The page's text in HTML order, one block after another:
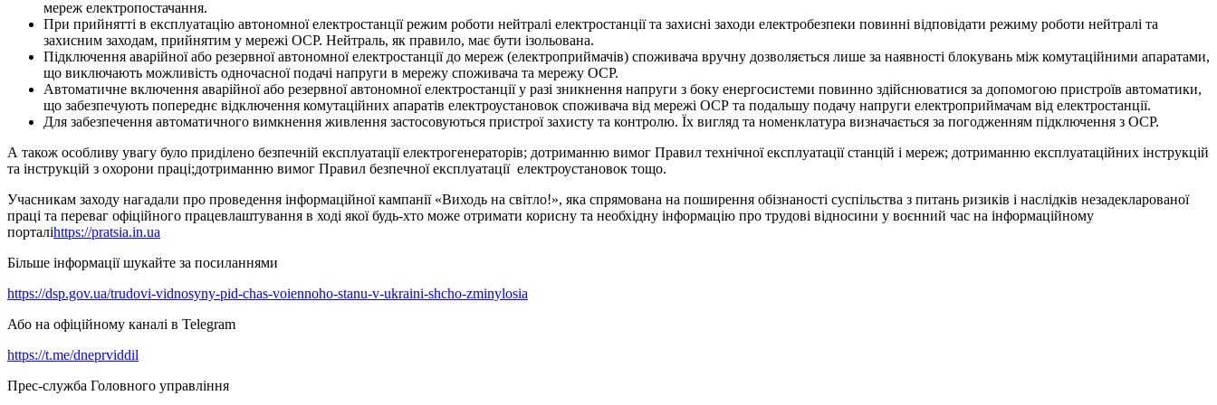
мереж електропостачання.
При прийнятті в експлуатацію автономної електростанції режим роботи нейтралі електростанції та захисні заходи електробезпеки повинні відповідати режиму роботи нейтралі та
захисним заходам, прийнятим у мережі ОСР. Нейтраль, як правило, має бути ізольована.
Підключення аварійної або резервної автономної електростанції до мереж (електроприймачів) споживача вручну дозволяється лише за наявності блокувань між комутаційними апаратами,
що виключають можливість одночасної подачі напруги в мережу споживача та мережу ОСР.
Автоматичне включення аварійної або резервної автономної електростанції у разі зникнення напруги з боку енергосистеми повинно здійснюватися за допомогою пристроїв автоматики,
що забезпечують попереднє відключення комутаційних апаратів електроустановок споживача від мережі ОСР та подальшу подачу напруги електроприймачам від електростанції.
Для забезпечення автоматичного вимкнення живлення застосовуються пристрої захисту та контролю. Їх вигляд та номенклатура визначається за погодженням підключення з ОСР.
А також особливу увагу було приділено безпечній експлуатації електрогенераторів; дотриманню вимог Правил технічної експлуатації станцій і мереж; дотриманню експлуатаційних інструкцій
та інструкцій з охорони праці;дотриманню вимог Правил безпечної експлуатації електроустановок тощо.
Учасникам заходу нагадали про проведення інформаційної кампанії «Виходь на світло!», яка спрямована на поширення обізнаності суспільства з питань ризиків і наслідків незадекларованої
праці та переваг офіційного працевлаштування в ході якої будь-хто може отримати корисну та необхідну інформацію про трудові відносини у воєнний час на інформаційному
порталіhttps://pratsia.in.ua
Більше інформації шукайте за посиланнями
https://dsp.gov.ua/trudovi-vidnosyny-pid-chas-voiennoho-stanu-v-ukraini-shcho-zminylosia
Або на офіційному каналі в Telegram
https://t.me/dneprviddil
Прес-служба Головного управління